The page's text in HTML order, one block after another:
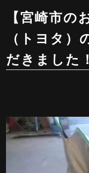
【宮崎市の
（トヨタ）
だきました！